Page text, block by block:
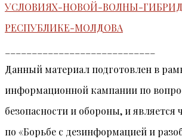
УСЛОВИЯХ-НОВОЙ-ВОЛНЫ-
РЕСПУБЛИКЕ-МОЛДОВА
Данный материал подготовлен в
информационной кампании по
безопасности и обороны, и является
по «Борьбе с дезинформацией и